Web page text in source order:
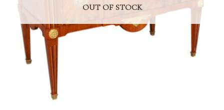
OUT OF STOCK